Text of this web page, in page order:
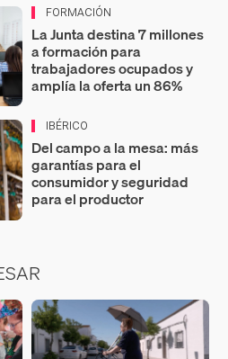
FORMACIÓN
La Junta destina 7 millones
a formación para
trabajadores ocupados y
amplía la oferta un 86%
IBÉRICO
Del campo a la mesa: más
garantías para el
consumidor y seguridad
para el productor